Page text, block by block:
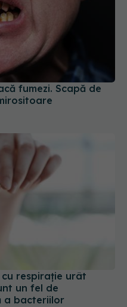
fumezi. Scapă de
un fel de
a bacteriilor